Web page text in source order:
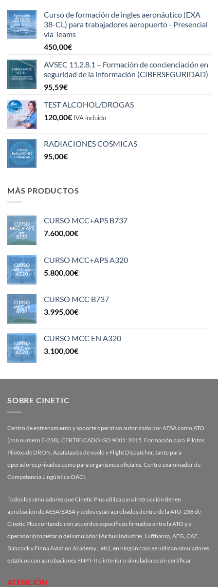
Curso de formación de ingles aeronáutico (EXA
38-CL) para trabajadores aeropuerto - Presencial
via Teams
450,00€
AVSEC 11.2.8.1 – Formación de concienciación en
seguridad de la información (CIBERSEGURIDAD)
95,59€
TEST ALCOHOL/DROGAS
120,00€ IVA incluido
RADIACIONES COSMICAS
95,00€
MÁS PRODUCTOS
CURSO MCC+APS B737
7.600,00€
CURSO MCC+APS A320
5.800,00€
CURSO MCC B737
3.995,00€
CURSO MCC EN A320
3.100,00€
SOBRE CINETIC
Centro de entrenamiento y soporte operativo autorizado por AESA como ATO
(con numero E-238), CERTIFICADO ISO 9001: 2015. Formación para Pilotos,
Pilotos de DRON, Azafatas/os de vuelo y Flight Dispatcher, tanto para
operadores privados como para organismos oficiales. Centro examinador de
Competencia Lingüística OACI.
Todos los simuladores que Cinetic Plus utiliza para instrucción tienen
aprobación de AESA/EASA y todos están aprobados dentro de la ATO-238 de
Cinetic Plus contando con acuerdos específicos firmados entre la ATO y el
operador/propietario del simulador (Airbus Industrie, Lufthansa, AFG, CAE,
Babcock y Finna Aviation Academy…etc), en ningún caso se utilizan simuladores
estáticos con aprobaciones FNPT-II o inferior o simuladores sin certificar
ATENCIÓN